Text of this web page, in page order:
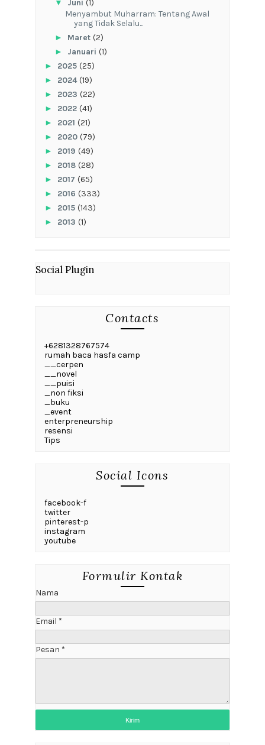
▼ Juni (1)
Menyambut Muharram: Tentang Awal
yang Tidak Selalu...
► Maret (2)
► Januari (1)
► 2025 (25)
► 2024(19)
► 2023 (22)
► 2022 (41)
► 2021 (21)
► 2020 (79)
► 2019 (49)
► 2018 (28)
► 2017 (65)
► 2016 (333)
► 2015 (143)
► 2013 (1)
Social Plugin
Contacts
+6281328767574
rumah baca hasfa camp
__cerpen
__novel
__puisi
_non fiksi
_buku
_event
enterpreneurship
resensi
Tips
Social Icons
facebook-f
twitter
pinterest-p
instagram
youtube
Formulir Kontak
Nama
Email *
Pesan *